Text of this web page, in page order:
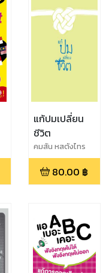
แก้ปมเปลี่ยน
ชีวิต
คมสัน หสตังไทร
แก้ว
80.00 ฿